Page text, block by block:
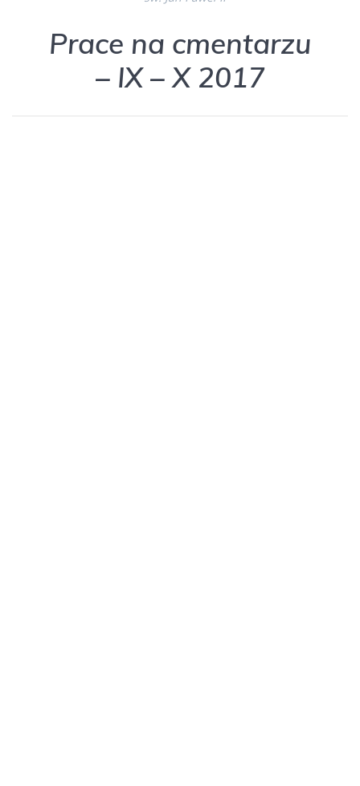
Prace na cmentarzu
– IX – X 2017